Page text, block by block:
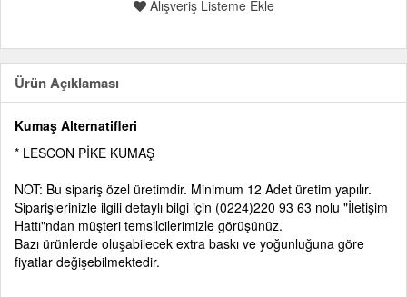
Alışveriş Listeme Ekle
Ürün Açıklaması
Kumaş Alternatifleri
* LESCON PİKE KUMAŞ
NOT: Bu sipariş özel üretimdir. Minimum 12 Adet üretim yapılır.
Siparişlerinizle ilgili detaylı bilgi için (0224)220 93 63 nolu "İletişim
Hattı"ndan müşteri temsilcilerimizle görüşünüz.
Bazı ürünlerde oluşabilecek extra baskı ve yoğunluğuna göre
fiyatlar değişebilmektedir.